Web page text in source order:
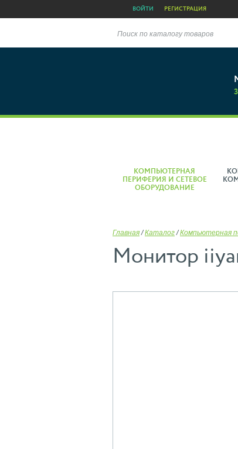
ВОЙТИ РЕГИСТРАЦИЯ
Поиск по каталогу товаров
КОМПЬЮТЕРНАЯ
ПЕРИФЕРИЯ И СЕТЕВОЕ
ОБОРУДОВАНИЕ
Главная /Каталог /Компьютерная
Монитор